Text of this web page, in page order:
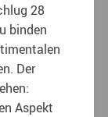
28
binden
Der
Aspekt